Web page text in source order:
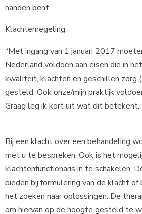
handen bent.
Klachtenregeling:
“Met ingang van 1 januari 2017
Nederland voldoen aan eisen die in
kwaliteit, klachten en geschillen zorg
gesteld. Ook onze/mijn praktijk
Graag leg ik kort uit wat dit betekent.
Bij een klacht over een behandeling
met u te bespreken. Ook is het
klachtenfunctionaris in te schakelen.
bieden bij formulering van de klacht
het zoeken naar oplossingen. De
om hiervan op de hoogte gesteld te